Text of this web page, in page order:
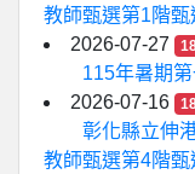
教師甄選第1階甄
2026-07-27
115年暑期
2026-07-16
彰化縣立伸
教師甄選第4階甄